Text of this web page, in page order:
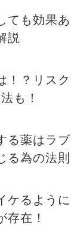
ても効果あ
説
！？リスク
も！
る薬はラブ
る為の法則
ケるように
存在！